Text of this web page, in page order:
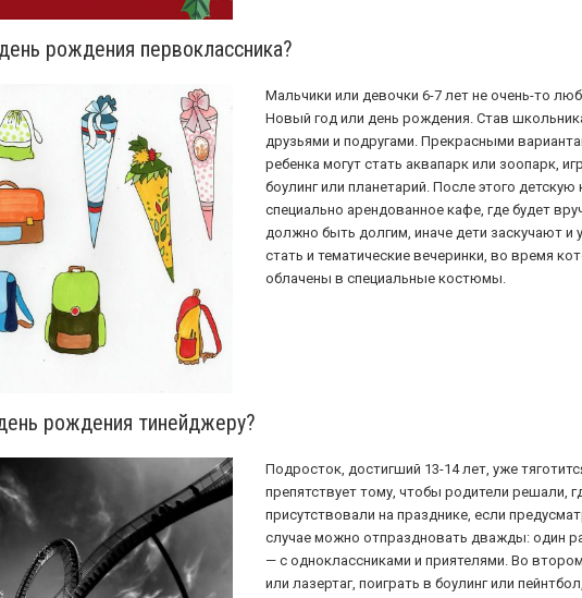
рождения первоклассника?
Мальчики или девочки 6-7 лет не очень-то
Новый год или день рождения. Став
друзьями и подругами. Прекрасными
ребенка могут стать аквапарк или зоопарк,
боулинг или планетарий. После этого
специально арендованное кафе, где будет
должно быть долгим, иначе дети заскучают и
стать и тематические вечеринки, во время
облачены в специальные костюмы.
рождения тинейджеру?
Подросток, достигший 13-14 лет, уже
препятствует тому, чтобы родители решали,
присутствовали на празднике, если
случае можно отпраздновать дважды: один
— с одноклассниками и приятелями. Во
или лазертаг, поиграть в боулинг или